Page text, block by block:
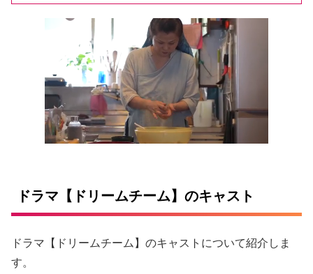
ドラマ【ドリームチーム】のキャスト
ドラマ【ドリームチーム】のキャストについて紹介しま
す。